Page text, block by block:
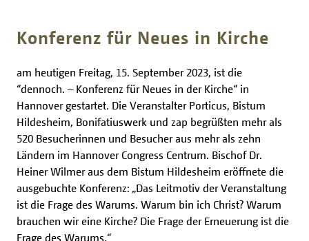
Konferenz für Neues in Kirche
am heutigen Freitag, 15. September 2023, ist die
“dennoch. – Konferenz für Neues in der Kirche“ in
Hannover gestartet. Die Veranstalter Porticus, Bistum
Hildesheim, Bonifatiuswerk und zap begrüßten mehr als
520 Besucherinnen und Besucher aus mehr als zehn
Ländern im Hannover Congress Centrum. Bischof Dr.
Heiner Wilmer aus dem Bistum Hildesheim eröffnete die
ausgebuchte Konferenz: „Das Leitmotiv der Veranstaltung
ist die Frage des Warums. Warum bin ich Christ? Warum
brauchen wir eine Kirche? Die Frage der Erneuerung ist die
Frage des Warums.“